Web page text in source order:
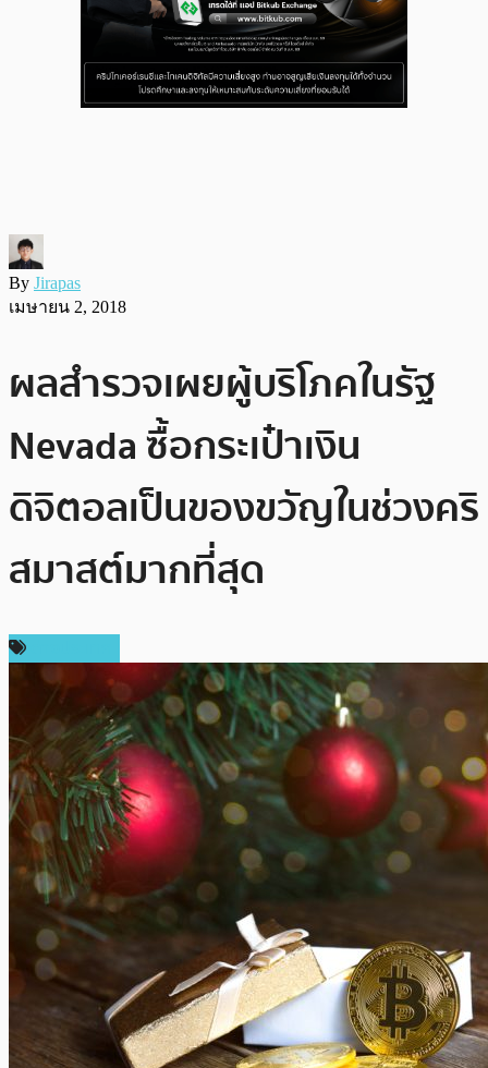
By Jirapas
เมษายน 2, 2018
ผลสำรวจเผยผู้บริโภคในรัฐ
Nevada ซื้อกระเป๋าเงิน
ดิจิตอลเป็นของขวัญในช่วงคริ
สมาสต์มากที่สุด